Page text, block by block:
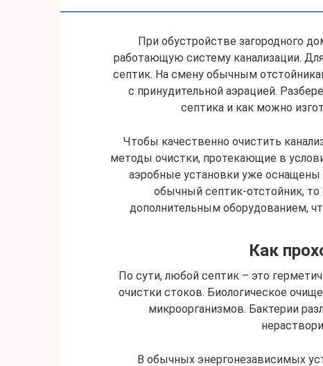
При обустройстве загородного
работающую систему канализации.
септик. На смену обычным
с принудительной аэрацией.
септика и как можно
Чтобы качественно очистить
методы очистки, протекающие в
аэробные установки уже оснащены
обычный септик-отстойник,
дополнительным оборудованием,
Как
По сути, любой септик – это
очистки стоков. Биологическое
микроорганизмов. Бактерии
В обычных энергонезависимых